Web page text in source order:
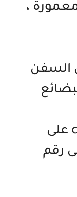
،
السفن
_للتقديم يرجى إرسال ال cv على